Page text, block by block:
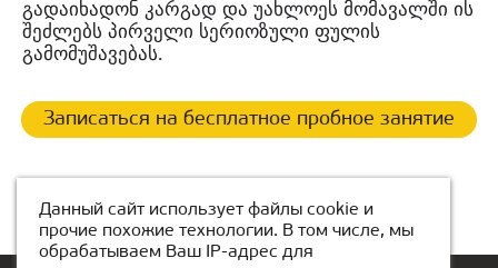
გადაიხადონ კარგად და უახლოეს მომავალში ის
შეძლებს პირველი სერიოზული ფულის
გამომუშავებას.
Записаться на бесплатное пробное занятие
Данный сайт использует файлы cookie и
прочие похожие технологии. В том числе, мы
обрабатываем Ваш IP-адрес для